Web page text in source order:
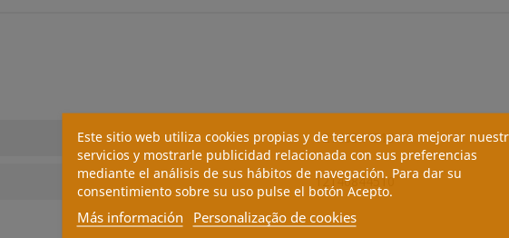
12146844510
12146844510
Este sitio web utiliza cookies propias y de terceros para mejorar
servicios y mostrarle publicidad relacionada con sus preferencias
mediante el análisis de sus hábitos de navegación. Para dar su
consentimiento sobre su uso pulse el botón Acepto.
Más información Personalização de cookies